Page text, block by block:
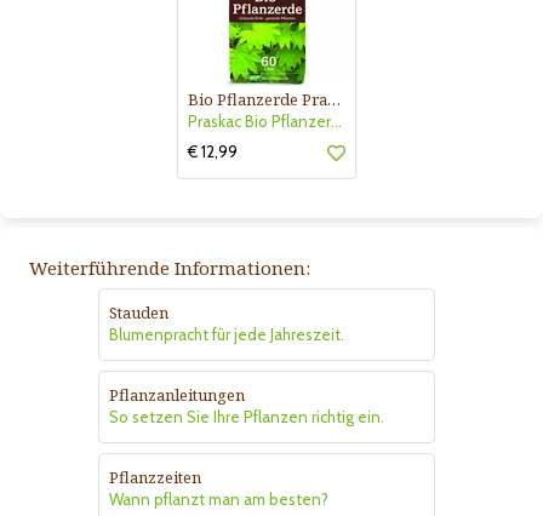
Bio Pflanzerde Praskac
Praskac Bio Pflanzerde
€ 12,99
Weiterführende Informationen:
Stauden
Blumenpracht für jede Jahreszeit.
Pflanzanleitungen
So setzen Sie Ihre Pflanzen richtig ein.
Pflanzzeiten
Wann pflanzt man am besten?